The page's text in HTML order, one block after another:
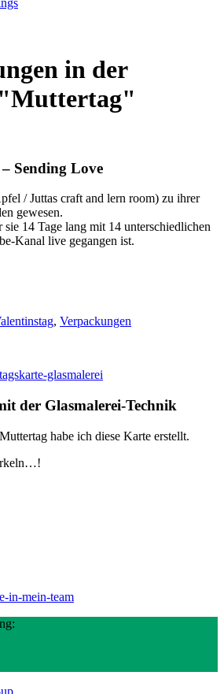
in der
"Muttertag"
Sending Love
/ Juttas craft and lern room) zu ihrer
gewesen.
14 Tage lang mit 14 unterschiedlichen
Kanal live gegangen ist.
, Verpackungen
der Glasmalerei-Technik
habe ich diese Karte erstellt.